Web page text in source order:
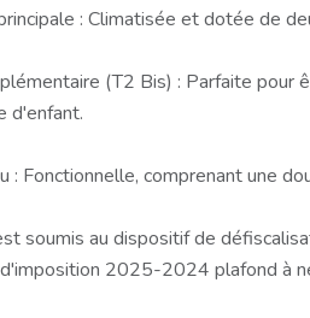
: Climatisée et dotée de
(T2 Bis) : Parfaite pour
d'enfant.
: Fonctionnelle, comprenant une
soumis au dispositif de
2025-2024 plafond à